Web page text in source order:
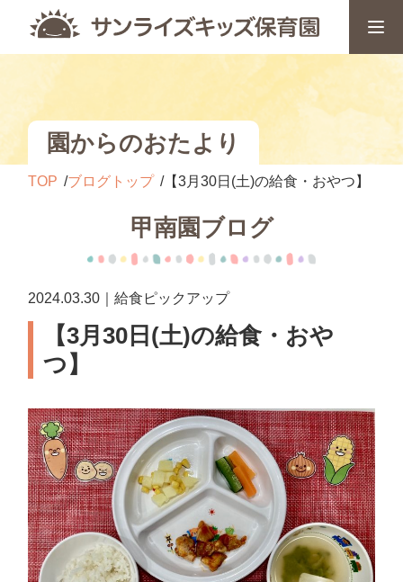
園からのおたより
TOP ブログトップ 【3月30日(土)の給食・おやつ】
甲南園ブログ
2024.03.30｜給食ピックアップ
【3月30日(土)の給食・おや
つ】